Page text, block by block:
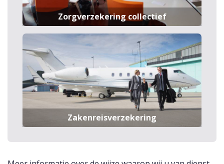
Zorgverzekering collectief
Zakenreisverzekering